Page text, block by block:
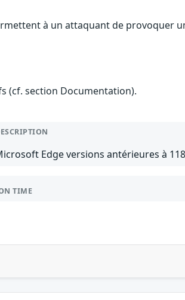
à un attaquant de provoquer
(cf. section Documentation).
Edge versions antérieures à
TIME